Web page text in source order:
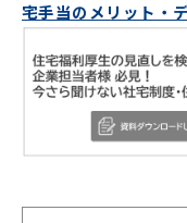
宅手当のメリット・